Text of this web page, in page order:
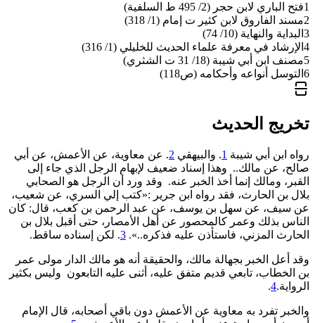
1فتح الباري لابن حجر (2/ 495 ط السلفية)
2مسند الفاروق لابن كثير ت إمام (1/ 318)
3 البداية والنهاية (10/ 74)
4 الإرشاد في معرفة علماء الحديث للخليلي (1/ 316)
5مصنف ابن أبي شيبة (18/ 31 ت الشثري)
6 التوسل أنواعه وأحكامه (ص118)
تخريج الحديث
رواه ابن أبي شيبة 1. والبيهقي 2. عن معاوية، عن الأعمش، عن أبي
صالح، عن مالك.. وهذا إسناد ضعيف لإبهام الرجل الذي جاء إلى
القبر، ومالك إنما أخذ الخبر عنه. وقد ورد أن الرجل هو الصحابي
بلال بن الحارث، فقد رواه ابن جرير :«كتب إلي السري، عن شعيب،
عن سيف، عن سهل بن يوسف، عن عبد الرحمن بن كعب، قال: كان
الناس بذلك وعمر كالمحصور عن أهل الأمصار، حتى أقبل بلال بن
الحارث المزني، فاستأذن عليه فذكره..». 3. لكن إسناده ساقط.
وقد أعل الخبر بجهالة مالك، والحقيقة أنه هو مالك الدار مولى عمر
بن الخطاب، ‌تابعي ‌قديم ‌متفق ‌عليه، أثنى عليه التابعون وليس بكثير
الرواية.4
.
والخبر تفرد به معاوية عن الأعمش دون باقي أصحابه، قال الإمام